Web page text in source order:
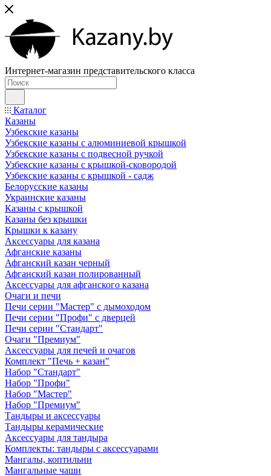
Интернет-магазин представительского класса
Каталог
Казаны
Узбекские казаны
Узбекские казаны с алюминиевой крышкой
Узбекские казаны с подвесной ручкой
Узбекские казаны с крышкой-сковородой
Узбекские казаны с крышкой - садж
Белорусские казаны
Украинские казаны
Казаны с крышкой
Казаны без крышки
Крышки к казану
Аксессуары для казана
Афганские казаны
Афганский казан черный
Афганский казан полированный
Аксессуары для афганского казана
Очаги и печи
Печи серии "Мастер" с дымоходом
Печи серии "Профи" с дверцей
Печи серии "Стандарт"
Очаги "Премиум"
Аксессуары для печей и очагов
Комплект "Печь + казан"
Набор "Стандарт"
Набор "Профи"
Набор "Мастер"
Набор "Премиум"
Тандыры и аксессуары
Тандыры керамические
Аксессуары для тандыра
Комплекты: тандыры с аксессуарами
Мангалы, коптильни
Мангальные чаши